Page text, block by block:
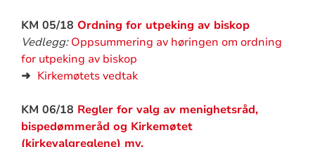
KM 05/18 Ordning for utpeking av biskop
Vedlegg: Oppsummering av høringen om ordning
for utpeking av biskop
➜ Kirkemøtets vedtak
KM 06/18 Regler for valg av menighetsråd,
bispedømmeråd og Kirkemøtet
(kirkevalgreglene) mv.